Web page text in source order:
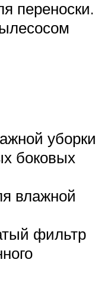
переноски.
уборки
боковых
влажной
фильтр